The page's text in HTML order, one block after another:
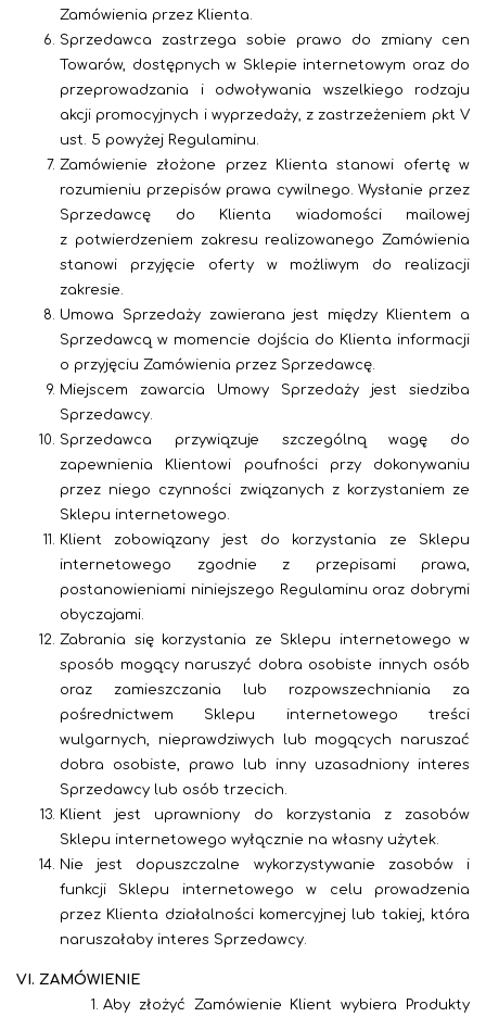
Zamówienia przez Klienta.
Sprzedawca zastrzega sobie prawo do zmiany cen
Towarów, dostępnych w Sklepie internetowym oraz do
przeprowadzania i odwoływania wszelkiego rodzaju
akcji promocyjnych i wyprzedaży, z zastrzeżeniem pkt V
ust. 5 powyżej Regulaminu.
Zamówienie złożone przez Klienta stanowi ofertę w
rozumieniu przepisów prawa cywilnego. Wysłanie przez
Sprzedawcę do Klienta wiadomości mailowej
z potwierdzeniem zakresu realizowanego Zamówienia
stanowi przyjęcie oferty w możliwym do realizacji
zakresie.
Umowa Sprzedaży zawierana jest między Klientem a
Sprzedawcą w momencie dojścia do Klienta informacji
o przyjęciu Zamówienia przez Sprzedawcę.
Miejscem zawarcia Umowy Sprzedaży jest siedziba
Sprzedawcy.
Sprzedawca przywiązuje szczególną wagę do
zapewnienia Klientowi poufności przy dokonywaniu
przez niego czynności związanych z korzystaniem ze
Sklepu internetowego.
Klient zobowiązany jest do korzystania ze Sklepu
internetowego zgodnie z przepisami prawa,
postanowieniami niniejszego Regulaminu oraz dobrymi
obyczajami.
Zabrania się korzystania ze Sklepu internetowego w
sposób mogący naruszyć dobra osobiste innych osób
oraz zamieszczania lub rozpowszechniania za
pośrednictwem Sklepu internetowego treści
wulgarnych, nieprawdziwych lub mogących naruszać
dobra osobiste, prawo lub inny uzasadniony interes
Sprzedawcy lub osób trzecich.
Klient jest uprawniony do korzystania z zasobów
Sklepu internetowego wyłącznie na własny użytek.
Nie jest dopuszczalne wykorzystywanie zasobów i
funkcji Sklepu internetowego w celu prowadzenia
przez Klienta działalności komercyjnej lub takiej, która
naruszałaby interes Sprzedawcy.
VI. ZAMÓWIENIE
Aby złożyć Zamówienie Klient wybiera Produkty